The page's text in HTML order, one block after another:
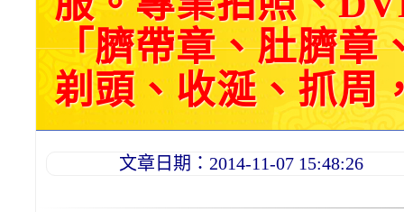
「臍帶章、肚臍章
剃頭、收涎、抓周
文章日期：2014-11-07 15:48:26